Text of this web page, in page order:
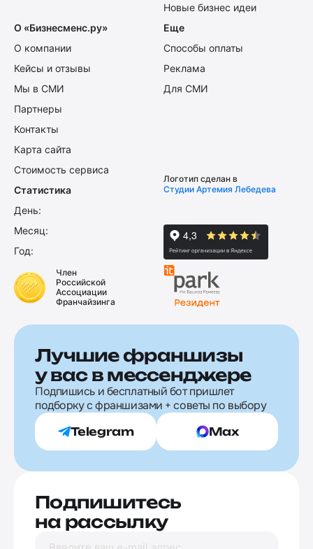
Новые бизнес идеи
О «Бизнесменс.ру»
О компании
Кейсы и отзывы
Мы в СМИ
Партнеры
Контакты
Карта сайта
Стоимость сервиса
Еще
Способы оплаты
Реклама
Для СМИ
Статистика
День:
Месяц:
Год:
Логотип сделан в
Студии Артемия Лебедева
Член
Российской
Ассоциации
Франчайзинга
Лучшие франшизы
у вас в мессенджере
Подпишись и бесплатный бот пришлет
подборку с франшизами + советы по выбору
Telegram Max
Подпишитесь
на рассылку